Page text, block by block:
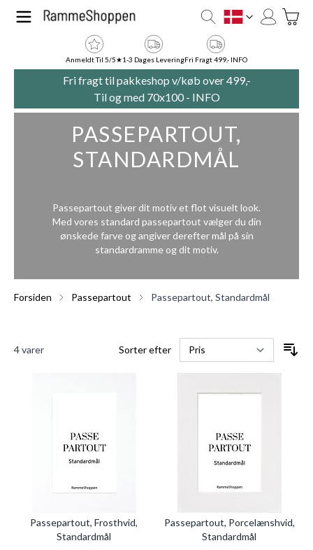
Skip to Content
DK
Anmeldt Til 5/5★1-3 Dages LeveringFri Fragt 499,- INFO
Fri fragt til pakkeshop v/køb over 499,-
Til og med 70x100 - INFO
PASSEPARTOUT,
STANDARDMÅL
Passepartout giver dit motiv et flot visuelt look.
Med vores standard passepartout vælger du din
ønskede farve og angiver derefter mål på sin
standardramme og dit motiv.
Forsiden Passepartout Passepartout, Standardmål
4varer Sorter efter
Passepartout, Frosthvid,
Standardmål
Passepartout, Porcelænshvid,
Standardmål